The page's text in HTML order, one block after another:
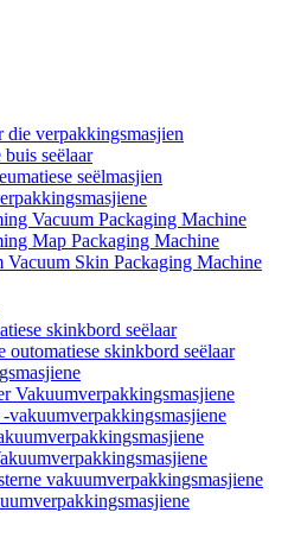
die verpakkingsmasjien
seëlaar
seëlmasjien
Vacuum Packaging Machine
Map Packaging Machine
Vacuum Skin Packaging Machine
skinkbord seëlaar
outomatiese skinkbord seëlaar
Vakuumverpakkingsmasjiene
vakuumverpakkingsmasjiene
vakuumverpakkingsmasjiene